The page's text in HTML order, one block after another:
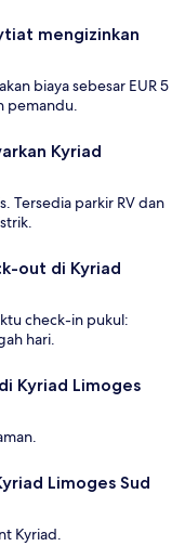
mengizinkan
biaya sebesar EUR 5
pemandu.
Kyriad
Tersedia parkir RV dan
out di Kyriad
check-in pukul:
hari.
Kyriad Limoges
Limoges Sud
Kyriad.